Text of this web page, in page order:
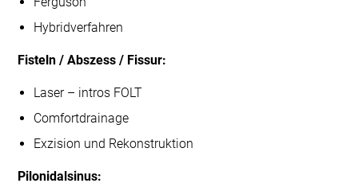
Hybridverfahren
Fisteln / Abszess / Fissur:
Laser – intros FOLT
Comfortdrainage
Exzision und Rekonstruktion
Pilonidalsinus: